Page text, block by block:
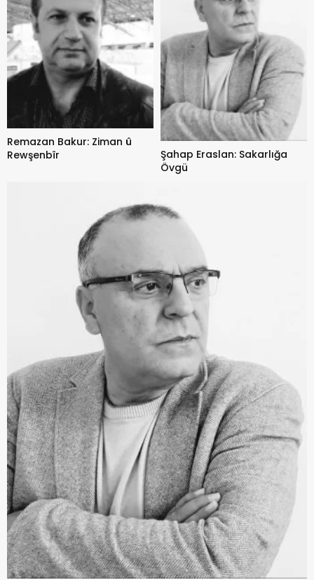
Remazan Bakur: Ziman û
Rewşenbîr
Şahap Eraslan: Sakarlığa
Övgü